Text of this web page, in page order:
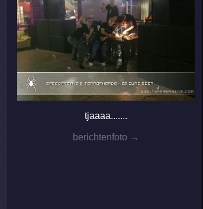
tjaaaa.......
berichtenfoto →